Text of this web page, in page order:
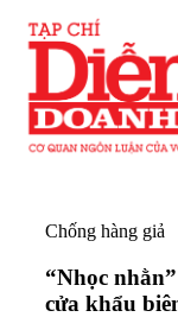
Chống hàng giả
“Nhọc
cửa khẩu